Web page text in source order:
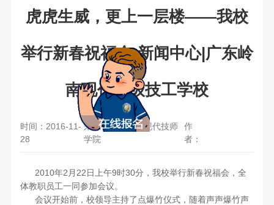
虎虎生威，更上一层楼——我校
举行新春祝福会-新闻中心|广东岭
南现代高级技工学校
时间：2016-11-
28
来源：广东岭南现代技师
学院
作
者：
2010年2月22日 上午9时30分，我校举行新春祝福会，全
体教职员工一同参加会议。
会议开始前，校领导主持了点爆竹仪式，随着声声爆竹声